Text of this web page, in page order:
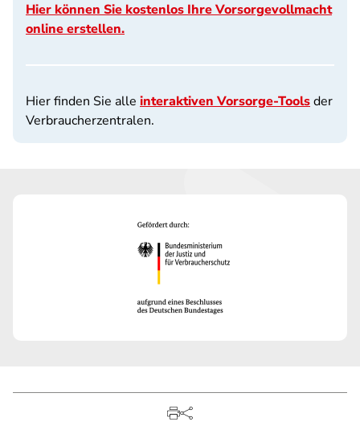
Hier können Sie kostenlos Ihre Vorsorgevollmacht
online erstellen.
Hier finden Sie alle interaktiven Vorsorge-Toolsder
Verbraucherzentralen.